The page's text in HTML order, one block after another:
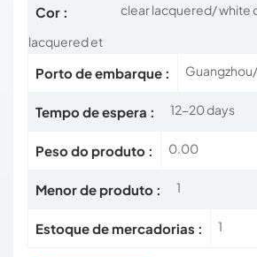
Cor :
clear lacquered/ white
lacquered et
Porto de embarque :
Tempo de espera : 12-20 days
Peso do produto : 0.00
Menor de produto : 1
Estoque de mercadorias : 1